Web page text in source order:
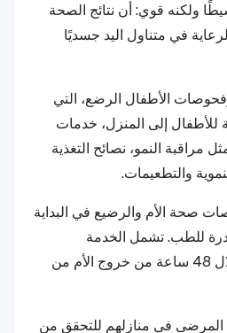
ولكنه قوي: أن نتائج الصحة
في متناول اليد جسديًا
الأطفال الرضع، التي
للأطفال إلى المنزل، خدمات
مراقبة النمو، نصائح التغذية
والتطعيمات.
صحة الأم والرضيع في البداية
للطب. تشمل الخدمة
الفحوصات بعد الولادة خلال 48 ساعة من خروج الأم من
المرضى في منازلهم للتحقق من